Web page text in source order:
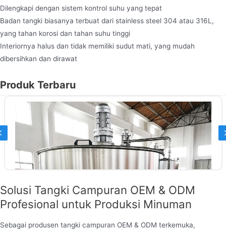
Dilengkapi dengan sistem kontrol suhu yang tepat
Badan tangki biasanya terbuat dari stainless steel 304 atau 316L,
yang tahan korosi dan tahan suhu tinggi
Interiornya halus dan tidak memiliki sudut mati, yang mudah
dibersihkan dan dirawat
Produk Terbaru
Previous
Solusi Tangki Campuran OEM & ODM
Profesional untuk Produksi Minuman
Sebagai produsen tangki campuran OEM & ODM terkemuka,